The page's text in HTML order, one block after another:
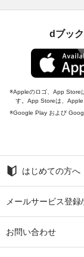
dブッ
Appleのロゴ、App Store
す。App Storeは、Apple
Google Play および
はじめての方へ
メールサービス登録
お問い合わせ